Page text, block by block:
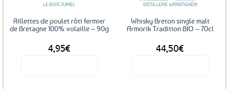
LE BOIS JUMEL
Rillettes de poulet rôti fermier
de Bretagne 100% volaille – 90g
4,95€
DISTILLERIE WARENGHEM
Whisky Breton single malt
Armorik Tradition BIO – 70cl
44,50€